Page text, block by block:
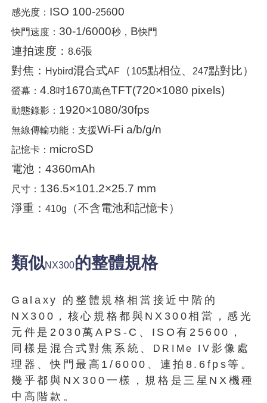
感光度： ISO 100-25600
快門速度： 30-1/6000秒， B快門
連拍速度：8.6張
對焦： Hybird混合式AF （ 105點相位、 247點對比）
螢幕：4.8吋1670萬色TFT(720×1080 pixels)
動態錄影： 1920×1080/30fps
無線傳輸功能：支援Wi-Fi a/b/g/n
記憶卡： microSD
電池：4360mAh
尺寸： 136.5×101.2×25.7 mm
淨重：410g （不含電池和記憶卡）
類似NX300的整體規格
Galaxy 的整體規格相當接近中階的
NX300，核心規格都與NX300相當，感光
元件是2030萬APS-C、ISO有25600，
同樣是混合式對焦系統、
DRIMe IV 影像處
理器、快門最高1/6000、連拍8.6fps等。
幾乎都與NX300一樣，規格是三星NX機種
中高階款。